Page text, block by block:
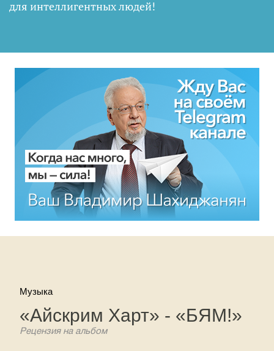
для интеллигентных людей!
Музыка
«Айскрим Харт» - «БЯМ!»
Рецензия на альбом